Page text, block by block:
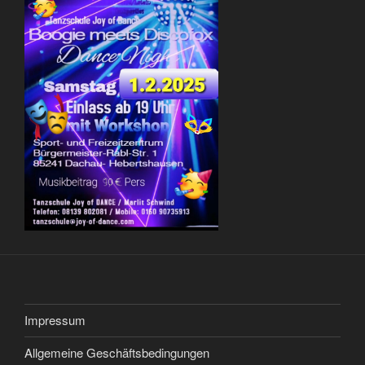
Impressum
Allgemeine Geschäftsbedingungen